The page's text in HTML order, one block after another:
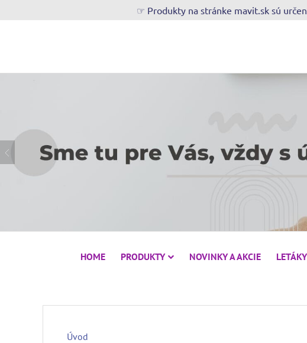
☞ Produkty na stránke mavit.sk sú
HOME PRODUKTY NOVINKY A AKCIE LETÁKY
Úvod